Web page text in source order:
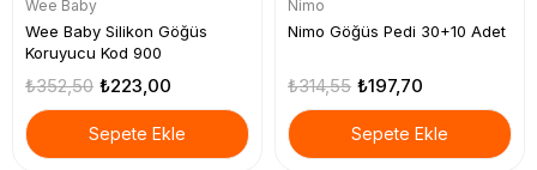
Wee Baby
Wee Baby Silikon Göğüs
Koruyucu Kod 900
₺223,00
₺352,50
Sepete Ekle
Nimo
Nimo Göğüs Pedi 30+10 Adet
₺197,70
₺314,55
Sepete Ekle